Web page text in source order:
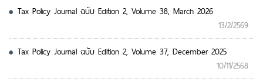
Tax Policy Journal ฉบับ Edition 2, Volume 38, March 2026
13/2/2569
Tax Policy Journal ฉบับ Edition 2, Volume 37, December 2025
10/11/2568